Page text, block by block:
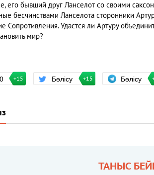
его бывший друг Ланселот со своими
бесчинствами Ланселота сторонники
Сопротивления. Удастся ли Артуру
мир?
0 +15 Бөлісу +15 Бөлісу
ТАНЫС